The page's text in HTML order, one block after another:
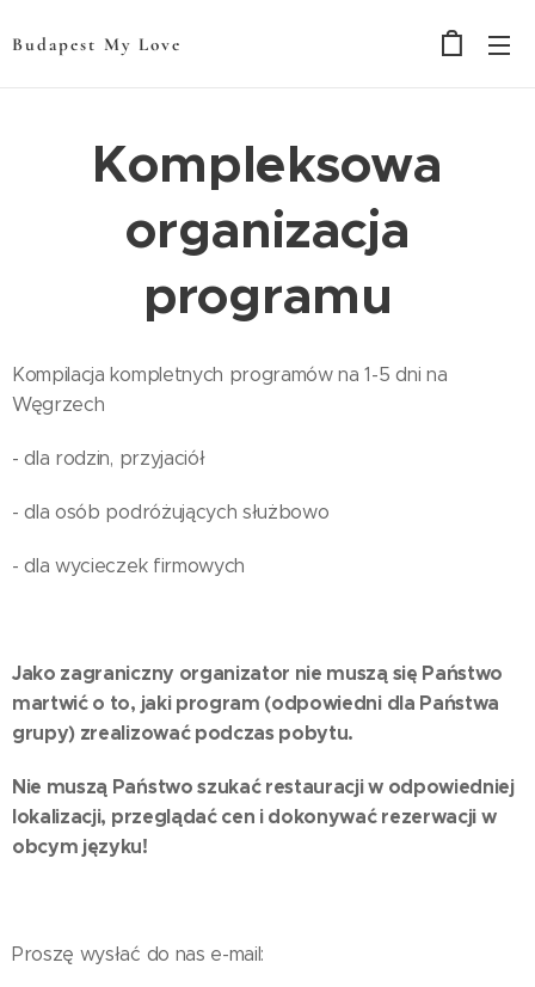
Budapest My Love
Kompleksowa
organizacja
programu
Kompilacja kompletnych programów na 1-5 dni na
Węgrzech
- dla rodzin, przyjaciół
- dla osób podróżujących służbowo
- dla wycieczek firmowych
Jako zagraniczny organizator nie muszą się Państwo
martwić o to, jaki program (odpowiedni dla Państwa
grupy) zrealizować podczas pobytu.
Nie muszą Państwo szukać restauracji w odpowiedniej
lokalizacji, przeglądać cen i dokonywać rezerwacji w
obcym języku!
Proszę wysłać do nas e-mail: